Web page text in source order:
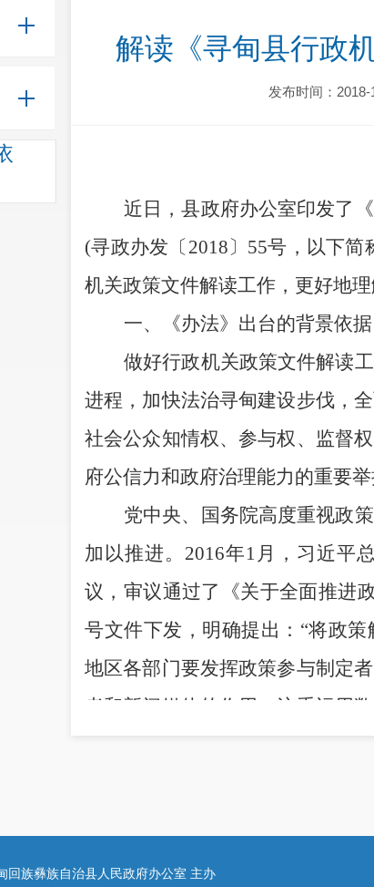
解读《寻甸县行政
发布时间：2018-
近日，县政府办公室印发了
(寻政办发〔 2018〕 55号，以下简
机关政策文件解读工作，更好地
一、《办法》出台的背景依据
做好行政机关政策文件解读
进程，加快法治寻甸建设步伐，
社会公众知情权、参与权、监督
府公信力和政府治理能力的重要举
党中央、国务院高度重视政
加以推进。 2016年1 月，习近平
议，审议通过了《关于全面推进
号文件下发，明确提出： “将政策
地区各部门要发挥政策参与制定
者和新闻媒体的作用，注重运用
关
回族彝族自治县人民政府办公室 主办